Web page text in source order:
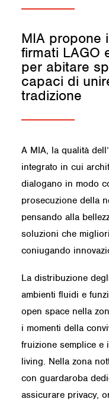
MIA propone
firmati LAGO
per abitare
capaci di
tradizione
A MIA, la qualità
integrato in cui
dialogano in modo
prosecuzione della
pensando alla
soluzioni che
coniugando
La distribuzione
ambienti fluidi e
open space nella
i momenti della
fruizione semplice e
living. Nella zona
con guardaroba
assicurare privacy,